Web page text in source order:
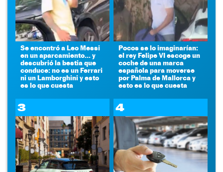
Se encontró a Leo Messi
en un aparcamiento... y
descubrió la bestia que
conduce: no es un Ferrari
ni un Lamborghini y esto
es lo que cuesta
Pocos se lo imaginarían:
el rey Felipe VI escoge un
coche de una marca
española para moverse
por Palma de Mallorca y
esto es lo que cuesta
3 4